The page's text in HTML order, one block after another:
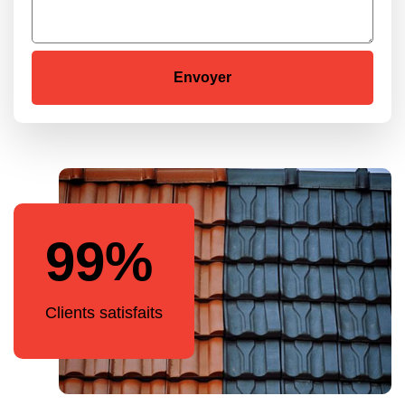
99%
Clients satisfaits